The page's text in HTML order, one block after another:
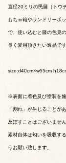
直径20ミリの民籐（トウ
もちゃ箱やランドリーボ
で、使い込むと籐の色見
長く愛用頂きたい逸品です
size:d40cm×w55cm
※表面に着色及び塗装を
「割れ」が生じることが
及ぼすことはございません
素材自体は匂いを吸収す
うお願い致します。